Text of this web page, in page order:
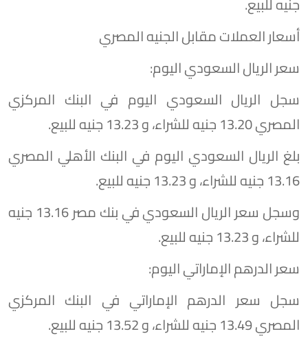
أسعار العملات مقابل الجنيه المصري
سعر الريال السعودي اليوم:
سجل الريال السعودي اليوم في البنك المركزي
المصري 13.20 جنيه للشراء، و 13.23 جنيه للبيع.
بلغ الريال السعودي اليوم في البنك الأهلي المصري
13.16 جنيه للشراء، و 13.23 جنيه للبيع.
وسجل سعر الريال السعودي في بنك مصر 13.16 جنيه
للشراء، و 13.23 جنيه للبيع.
سعر الدرهم الإماراتي اليوم:
سجل سعر الدرهم الإماراتي في البنك المركزي
المصري 13.49 جنيه للشراء، و 13.52 جنيه للبيع.